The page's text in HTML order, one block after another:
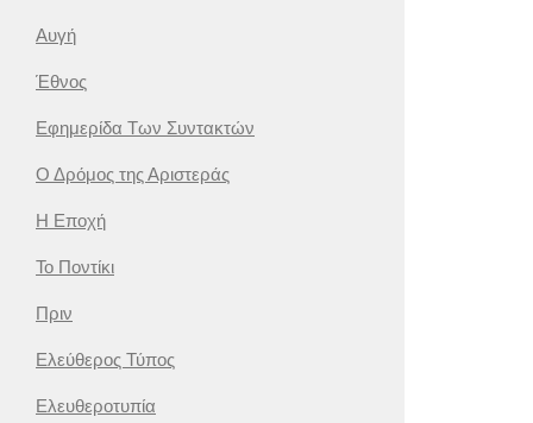
Αυγή
Έθνος
Εφημερίδα Των Συντακτών
Ο Δρόμος της Αριστεράς
Η Εποχή
Το Ποντίκι
Πριν
Ελεύθερος Τύπος
Ελευθεροτυπία